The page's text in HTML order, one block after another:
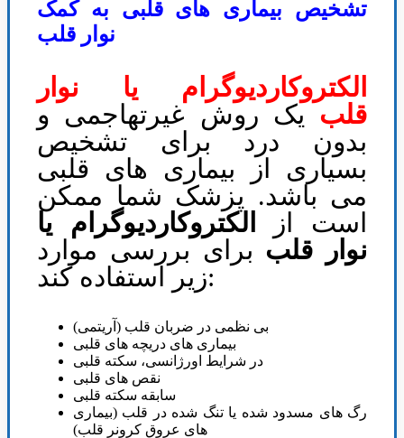
تشخیص بیماری های قلبی به کمک
نوار قلب
الکتروکاردیوگرام یا نوار
قلب یک روش غیرتهاجمی و
بدون درد برای تشخیص
بسیاری از بیماری های قلبی
می باشد. پزشک شما ممکن
است از
الکتروکاردیوگرام یا
نوار قلب برای بررسی موارد
زیر استفاده کند:
بی نظمی در ضربان قلب (آریتمی)
بیماری های دریچه های قلبی
در شرایط اورژانسی، سکته قلبی
نقص های قلبی
سابقه سکته قلبی
رگ های مسدود شده یا تنگ شده در قلب (بیماری
های عروق کرونر قلب)